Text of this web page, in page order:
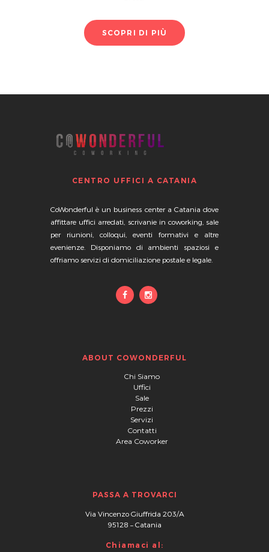
SCOPRI DI PIÙ
CENTRO UFFICI A CATANIA
CoWonderful è un business center a Catania dove
affittare uffici arredati, scrivanie in coworking, sale
per riunioni, colloqui, eventi formativi e altre
evenienze. Disponiamo di ambienti spaziosi e
offriamo servizi di domiciliazione postale e legale.
ABOUT COWONDERFUL
Chi Siamo
Uffici
Sale
Prezzi
Servizi
Contatti
Area Coworker
PASSA A TROVARCI
Via Vincenzo Giuffrida 203/A
95128 – Catania
Chiamaci al: